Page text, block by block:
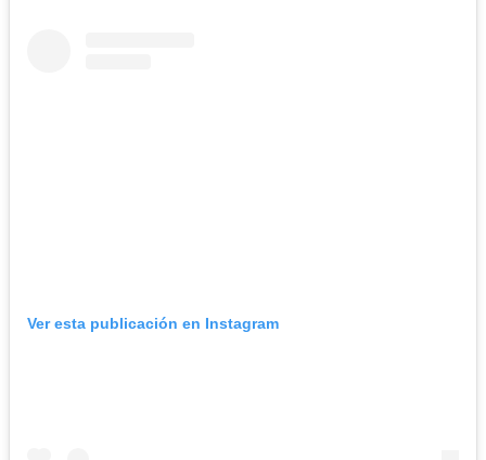
Ver esta publicación en Instagram